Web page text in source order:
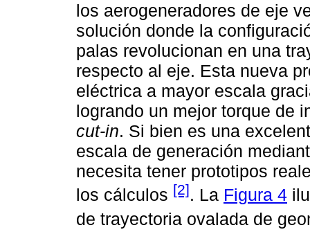
los aerogeneradores de eje
solución donde la
palas revolucionan en una
respecto al eje. Esta nueva
eléctrica a mayor escala
logrando un mejor torque de
cut-in. Si bien es una
escala de generación
necesita tener prototipos
los cálculos [2]. La Figura 4
de trayectoria ovalada de